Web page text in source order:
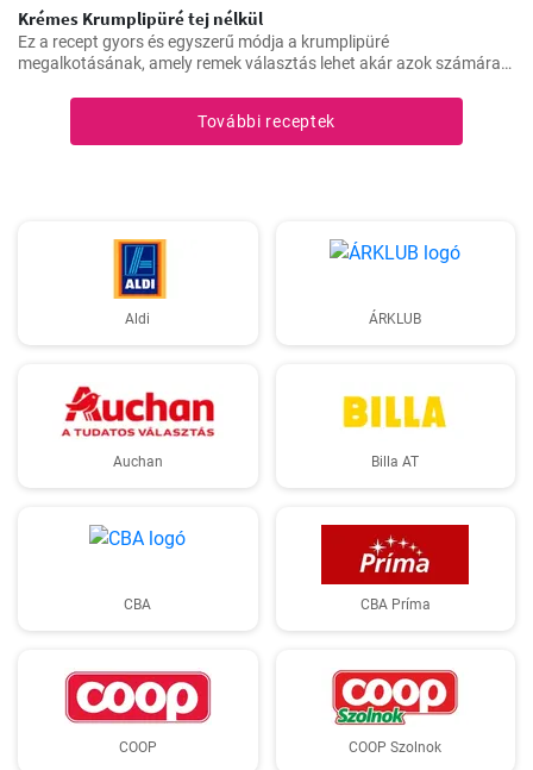
Krémes Krumplipüré tej nélkül
Ez a recept gyors és egyszerű módja a krumplipüré
megalkotásának, amely remek választás lehet akár azok számára
asztalra való felhelyezésre csupán 30 perc alatt kerül sor.
További receptek
Aldi ÁRKLUB
Auchan Billa AT
CBA CBA Príma
COOP COOP Szolnok